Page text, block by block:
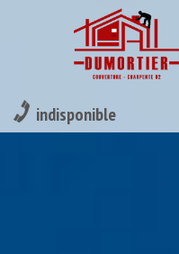
indisponible